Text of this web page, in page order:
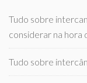
Tudo sobre
considerar na hora
Tudo sobre